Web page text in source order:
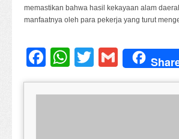
memastikan bahwa hasil kekayaan alam
manfaatnya oleh para pekerja yang turut
Facebook
WhatsApp
TwitterGmail